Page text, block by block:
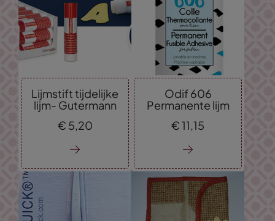
Lijmstift tijdelijke
lijm- Gutermann
€ 5, 20
Odif 606
Permanente lijm
€11, 15